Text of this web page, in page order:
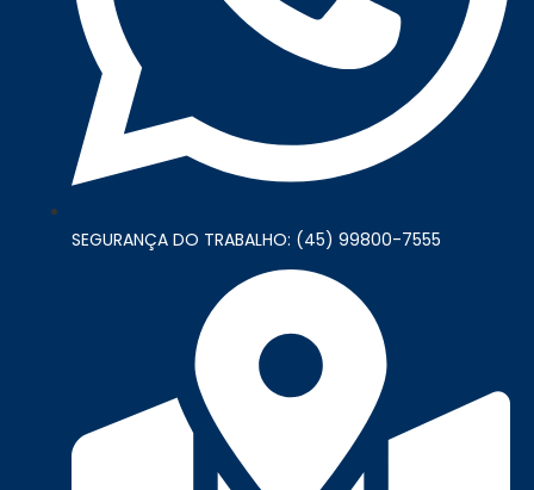
SEGURANÇA DO TRABALHO: (45) 99800-7555